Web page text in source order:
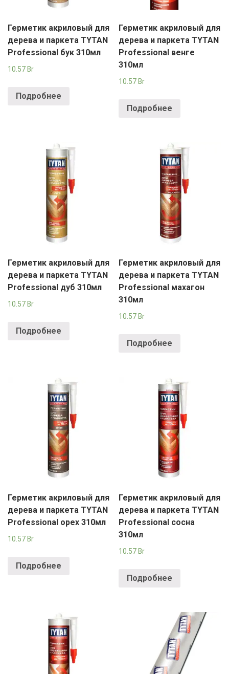
Герметик акриловый для
дерева и паркета TYTAN
Professional бук 310мл
10.57 Br
Подробнее
Герметик акриловый для
дерева и паркета TYTAN
Professional венге
310мл
10.57 Br
Подробнее
Герметик акриловый для
дерева и паркета TYTAN
Professional дуб 310мл
10.57 Br
Подробнее
Герметик акриловый для
дерева и паркета TYTAN
Professional махагон
310мл
10.57 Br
Подробнее
Герметик акриловый для
дерева и паркета TYTAN
Professional орех 310мл
10.57 Br
Подробнее
Герметик акриловый для
дерева и паркета TYTAN
Professional сосна
310мл
10.57 Br
Подробнее